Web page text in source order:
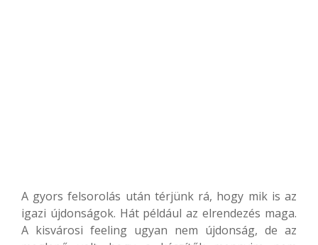
A gyors felsorolás után térjünk rá, hogy mik is az
igazi újdonságok. Hát például az elrendezés maga.
A kisvárosi feeling ugyan nem újdonság, de az